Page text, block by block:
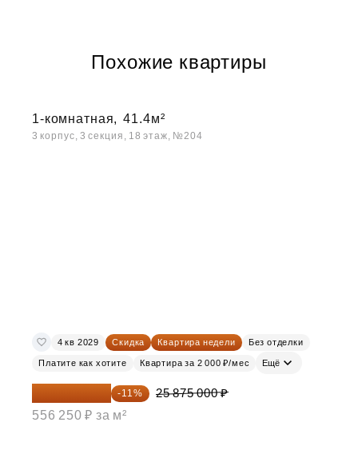
Похожие квартиры
1-комнатная, 41.4м²
3 корпус, 3 секция, 18 этаж, №204
4 кв 2029 Скидка Квартира недели Без отделки
Платите как хотите Квартира за 2 000 ₽/мес Ещё
23 028 750 ₽ -11%
25 875 000 ₽
556 250 ₽ за м²